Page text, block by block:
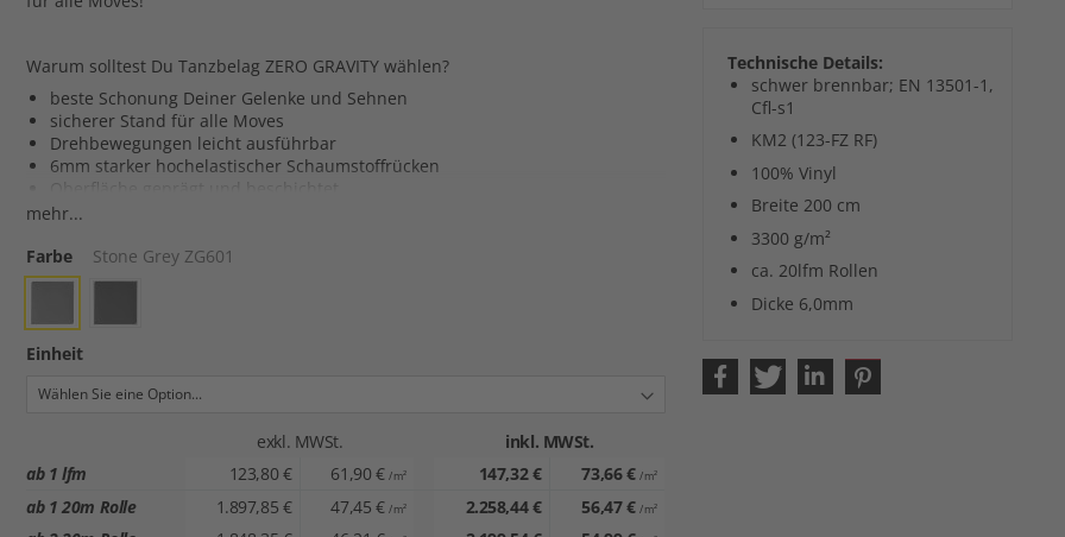
Warum solltest Du Tanzbelag ZERO GRAVITY wählen?
beste Schonung Deiner Gelenke und Sehnen
sicherer Stand für alle Moves
Drehbewegungen leicht ausführbar
6mm starker hochelastischer Schaumstoffrücken
Oberfläche geprägt und beschichtet
Besonders stabile Abmessungen durch Mineralfasereinsatz
legt sich rasch und perfekt flach aus
für dauerhafte Verlegung und mobilen Gebrauch
Ballett
Zeitgenössischer Tanz - -
Gesellschaftstanz ✔ - -
mehr...
Farbe
Stone Grey ZG601
Einheit
exkl. MWSt.
inkl. MWSt.
ab 1 lfm
123,80 € 61,90 €/ m² 147,32 € 73,66 €/ m²
ab 1 20m Rolle 1.897,85 € 47,45 €/ m² 2.258,44 € 56,47 €/ m²
Technische Details:
schwer brennbar; EN 13501-1,
Cfl-s1
KM2 (123-FZ RF)
100% Vinyl
Breite 200 cm
3300 g/m²
ca. 20lfm Rollen
Dicke 6,0mm